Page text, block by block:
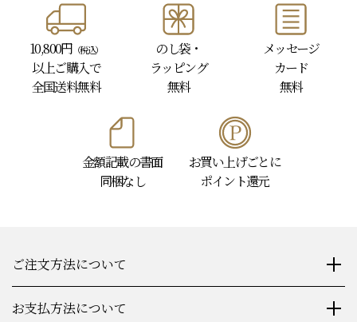
10,800円 （税込）
以上ご購入で
全国送料無料
のし袋・
ラッピング
無料
メッセージ
カード
無料
金額記載の書面
同梱なし
お買い上げごとに
ポイント還元
ご注文方法について
お支払方法について